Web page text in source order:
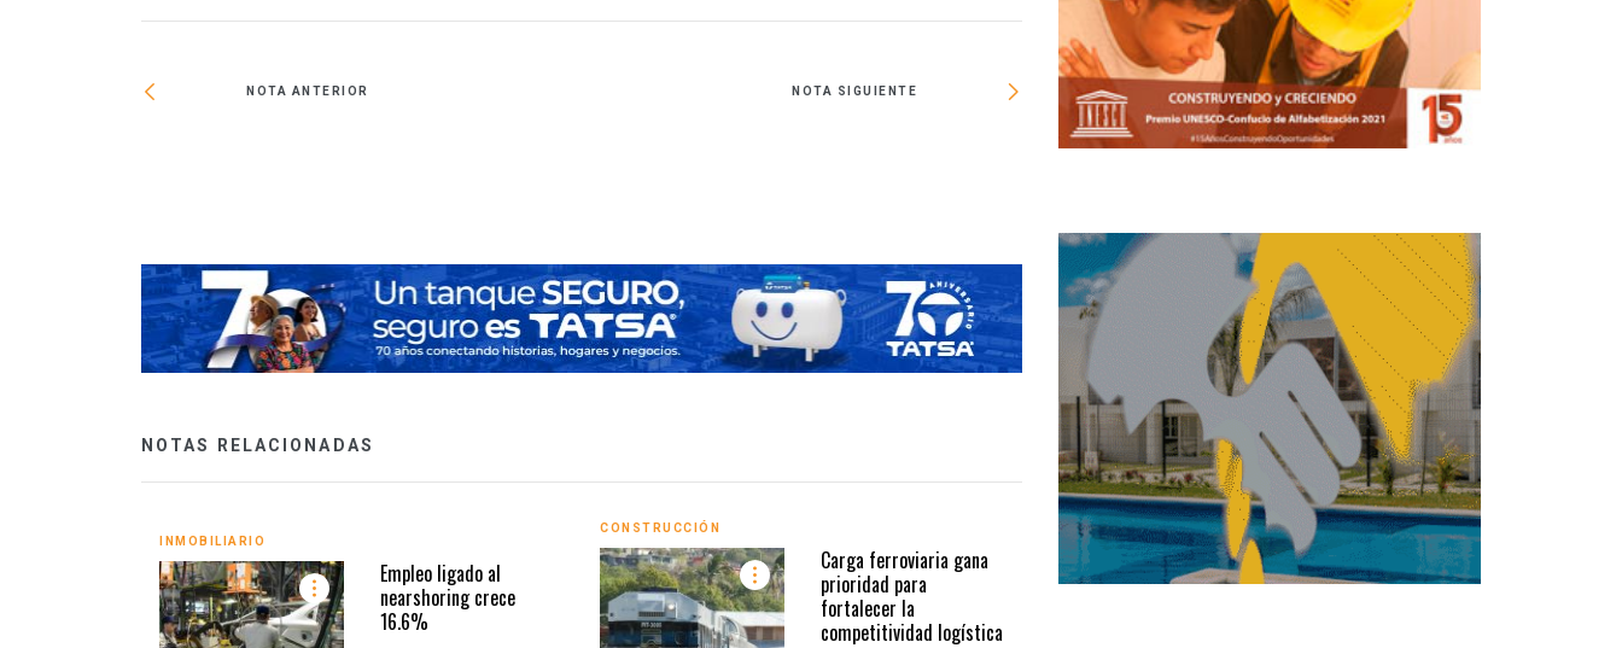
NOTA ANTERIOR NOTA SIGUIENTE
El tripartismo del Infonavit no se toca:
NOTAS RELACIONADAS
INMOBILIARIO
Empleo ligado al
nearshoring crece
16.6%
CONSTRUCCIÓN
Carga ferroviaria gana
prioridad para
fortalecer la
competitividad logística
INMOBILIARIO
Walmart invertirá más
de 4,000 mdp para